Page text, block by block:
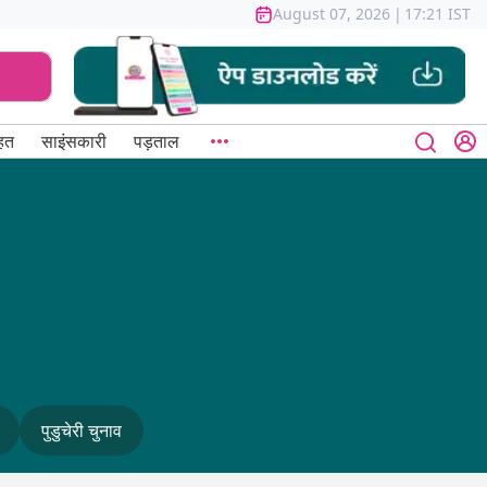
August 07, 2026 | 17:21 IST
साइंसकारी पड़ताल
पुडुचेरी चुनाव